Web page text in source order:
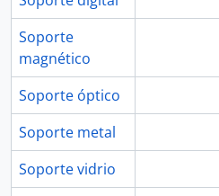
Soporte
magnético
Soporte óptico
Soporte metal
Soporte vidrio